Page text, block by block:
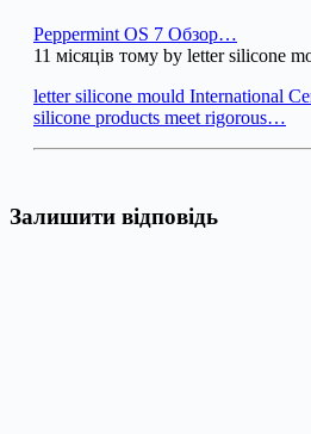
Peppermint OS 7 Обзор…
11 місяців тому by letter silicone
letter silicone mould International
silicone products meet rigorous…
Залишити відповідь